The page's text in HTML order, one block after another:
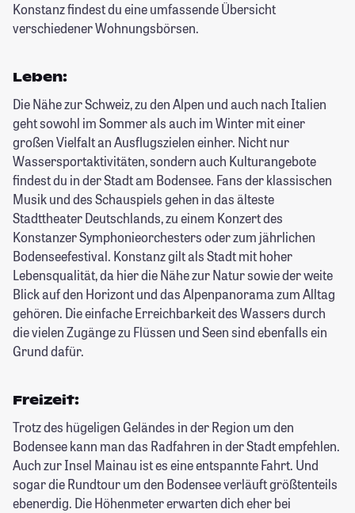
Konstanz findest du eine umfassende Übersicht
verschiedener Wohnungsbörsen.
Leben:
Die Nähe zur Schweiz, zu den Alpen und auch nach Italien
geht sowohl im Sommer als auch im Winter mit einer
großen Vielfalt an Ausflugszielen einher. Nicht nur
Wassersportaktivitäten, sondern auch Kulturangebote
findest du in der Stadt am Bodensee. Fans der klassischen
Musik und des Schauspiels gehen in das älteste
Stadttheater Deutschlands, zu einem Konzert des
Konstanzer Symphonieorchesters oder zum jährlichen
Bodenseefestival. Konstanz gilt als Stadt mit hoher
Lebensqualität, da hier die Nähe zur Natur sowie der weite
Blick auf den Horizont und das Alpenpanorama zum Alltag
gehören. Die einfache Erreichbarkeit des Wassers durch
die vielen Zugänge zu Flüssen und Seen sind ebenfalls ein
Grund dafür.
Freizeit:
Trotz des hügeligen Geländes in der Region um den
Bodensee kann man das Radfahren in der Stadt empfehlen.
Auch zur Insel Mainau ist es eine entspannte Fahrt. Und
sogar die Rundtour um den Bodensee verläuft größtenteils
ebenerdig. Die Höhenmeter erwarten dich eher bei